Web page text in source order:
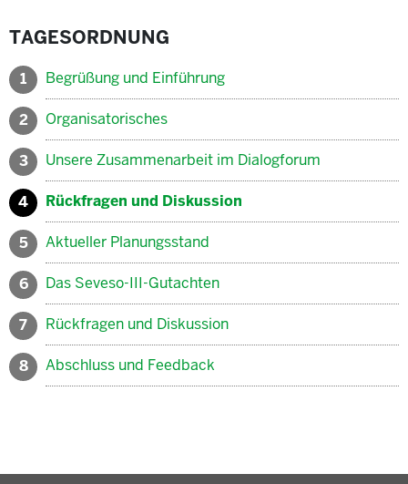
TAGESORDNUNG
1 Begrüßung und Einführung
2 Organisatorisches
3 Unsere Zusammenarbeit im Dialogforum
4 Rückfragen und Diskussion
5 Aktueller Planungsstand
6 Das Seveso-III-Gutachten
7 Rückfragen und Diskussion
8 Abschluss und Feedback